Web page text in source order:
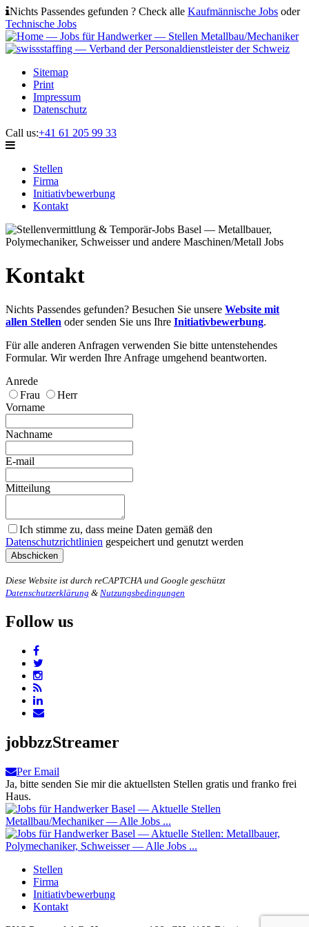
Nichts Passendes gefunden ? Check alle Kaufmännische Jobs oder
Technische Jobs
Sitemap
Print
Impressum
Datenschutz
Call us:+41 61 205 99 33
Stellen
Firma
Initiativbewerbung
Kontakt
Kontakt
Nichts Passendes gefunden? Besuchen Sie unsere Website mit
allen Stellen oder senden Sie uns Ihre Initiativbewerbung.
Für alle anderen Anfragen verwenden Sie bitte untenstehendes
Formular. Wir werden Ihre Anfrage umgehend beantworten.
Anrede
Frau
Herr
Vorname
Nachname
E-mail
Mitteilung
Ich stimme zu, dass meine Daten gemäß den
Datenschutzrichtlinien gespeichert und genutzt werden
Diese Website ist durch reCAPTCHA und Google geschützt
Datenschutzerklärung & Nutzungsbedingungen
Follow us
jobbzzStreamer
Per Email
Ja, bitte senden Sie mir die aktuellsten Stellen gratis und franko frei
Haus.
Stellen
Firma
Initiativbewerbung
Kontakt